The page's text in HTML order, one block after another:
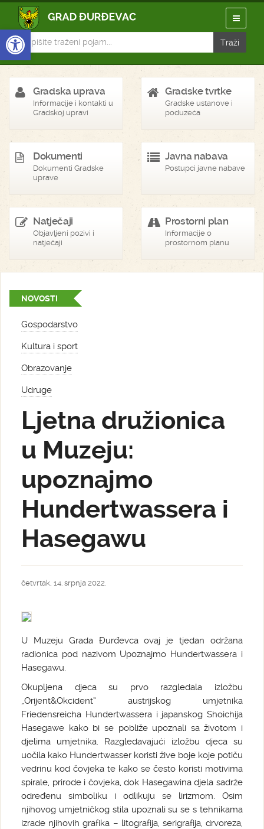
Open toolbar
Gradska uprava
Informacije i kontakti u
Gradskoj upravi
Gradske tvrtke
Gradske ustanove i
poduzeća
Dokumenti
Dokumenti Gradske
uprave
Javna nabava
Postupci javne nabave
Natječaji
Objavljeni pozivi i
natječaji
Prostorni plan
Informacije o
prostornom planu
NOVOSTI
Gospodarstvo
Kultura i sport
Obrazovanje
Udruge
Ljetna družionica
u Muzeju:
upoznajmo
Hundertwassera i
Hasegawu
četvrtak, 14. srpnja 2022.
U Muzeju Grada Đurđevca ovaj je tjedan održana
radionica pod nazivom Upoznajmo Hundertwassera i
Hasegawu.
Okupljena djeca su prvo razgledala izložbu
„Orijent&Okcident“ austrijskog umjetnika
Friedensreicha Hundertwassera i japanskog Shoichija
Hasegawe kako bi se pobliže upoznali sa životom i
djelima umjetnika. Razgledavajući izložbu djeca su
uočila kako Hundertwasser koristi žive boje koje potiču
vedrinu kod čovjeka te kako se često koristi motivima
spirale, prirode i čovjeka, dok Hasegawina djela sadrže
određenu simboliku i odlikuju se lirizmom. Osim
njihovog umjetničkog stila upoznali su se s tehnikama
izrade njihovih grafika – litografija, serigrafija, drvoreza,